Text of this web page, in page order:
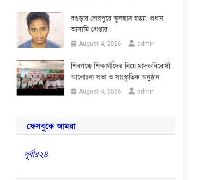
বগুড়ার শেরপুরে স্কুলছাত্র হত্যা: প্রধান
আসামি গ্রেপ্তার
August 4, 2026 admin
শিবগঞ্জে শিক্ষার্থীদের নিয়ে মাদকবিরোধী
আলোচনা সভা ও সাংস্কৃতিক অনুষ্ঠান
August 4, 2026 admin
ফেসবুকে আমরা
দূর্বার২৪